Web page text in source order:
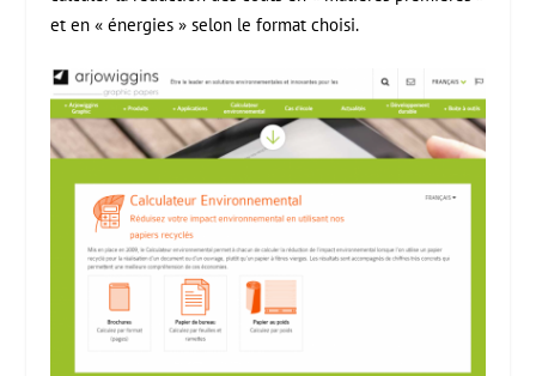
et en « énergies » selon le format choisi.